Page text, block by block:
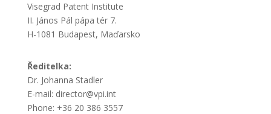
Visegrad Patent Institute
II. János Pál pápa tér 7.
H-1081 Budapest, Maďarsko
Ředitelka:
Dr. Johanna Stadler
E-mail: director@vpi.int
Phone: +36 20 386 3557